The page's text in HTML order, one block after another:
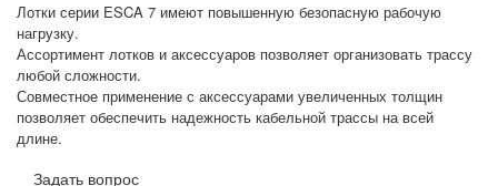
Лотки серии ESCA 7 имеют повышенную безопасную рабочую
нагрузку.
Ассортимент лотков и аксессуаров позволяет организовать трассу
любой сложности.
Совместное применение с аксессуарами увеличенных толщин
позволяет обеспечить надежность кабельной трассы на всей
длине.
Задать вопрос